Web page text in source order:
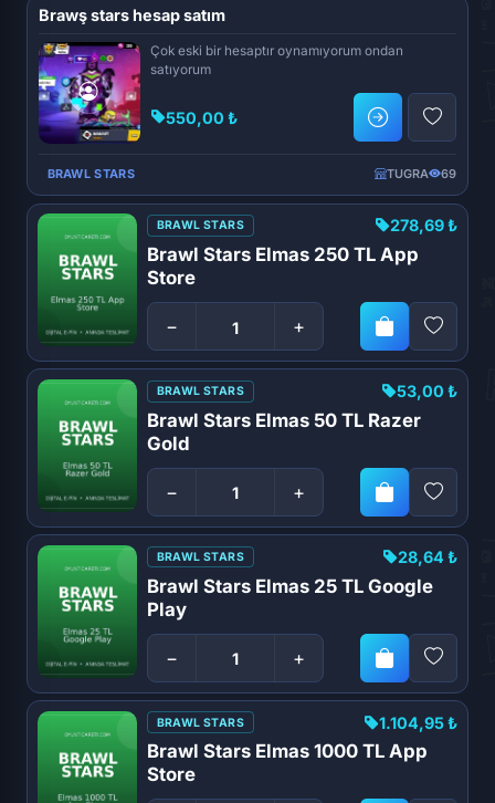
Brawş stars hesap satım
Çok eski bir hesaptır oynamıyorum ondan
satıyorum
550,00 ₺
BRAWL STARS TUGRA 69
BRAWL STARS
Brawl Stars Elmas 250 TL App
Store
− +
278,69 ₺
BRAWL STARS
Brawl Stars Elmas 50 TL Razer
Gold
− +
53,00 ₺
BRAWL STARS
Brawl Stars Elmas 25 TL Google
Play
− +
28,64 ₺
BRAWL STARS
Brawl Stars Elmas 1000 TL App
Store
1.104,95 ₺